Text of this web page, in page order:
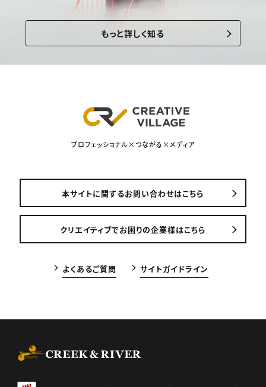
もっと詳しく知る
プロフェッショナル×つながる×メディア
本サイトに関するお問い合わせはこちら
クリエイティブでお困りの企業様はこちら
よくあるご質問 サイトガイドライン